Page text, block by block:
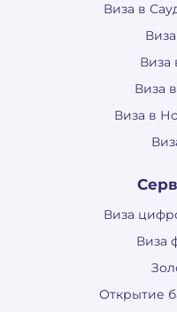
Виза в
Виза
Виза
Виза в
Виза
Виза
Открытие